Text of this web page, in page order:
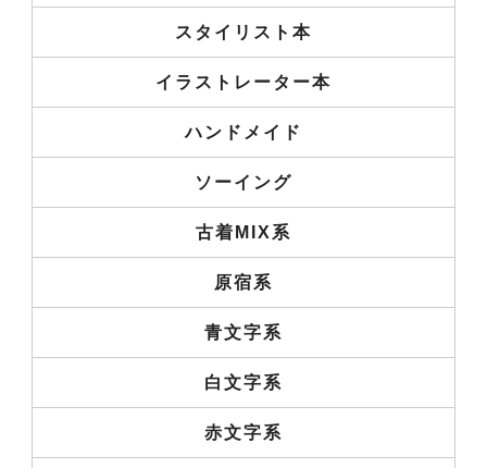
スタイリスト本
イラストレーター本
ハンドメイド
ソーイング
古着MIX系
原宿系
青文字系
白文字系
赤文字系